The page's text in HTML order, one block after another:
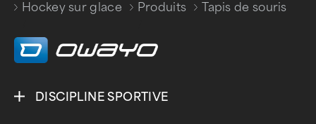
Hockey sur glace
Produits
Tapis de souris
DISCIPLINE SPORTIVE